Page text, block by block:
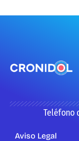
Teléfono
Aviso Legal